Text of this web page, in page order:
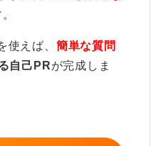
として価値を創出し
官の印象に残りやす
って伝えることが大
してください。
使えば、 簡単な質問
自己PRが完成しま